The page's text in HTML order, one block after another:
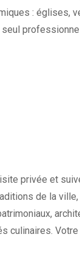
: églises,
privée et
de la
culinaires.